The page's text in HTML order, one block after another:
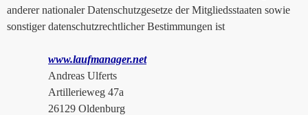
anderer nationaler Datenschutzgesetze der Mitgliedsstaaten sowie
sonstiger datenschutzrechtlicher Bestimmungen ist
www.laufmanager.net
Andreas Ulferts
Artillerieweg 47a
26129 Oldenburg